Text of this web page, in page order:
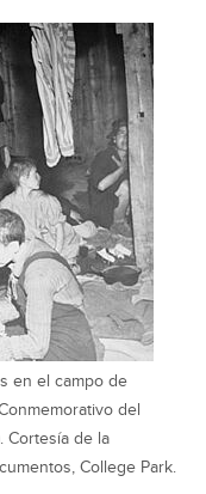
en el campo de
del
Cortesía de la
College Park.